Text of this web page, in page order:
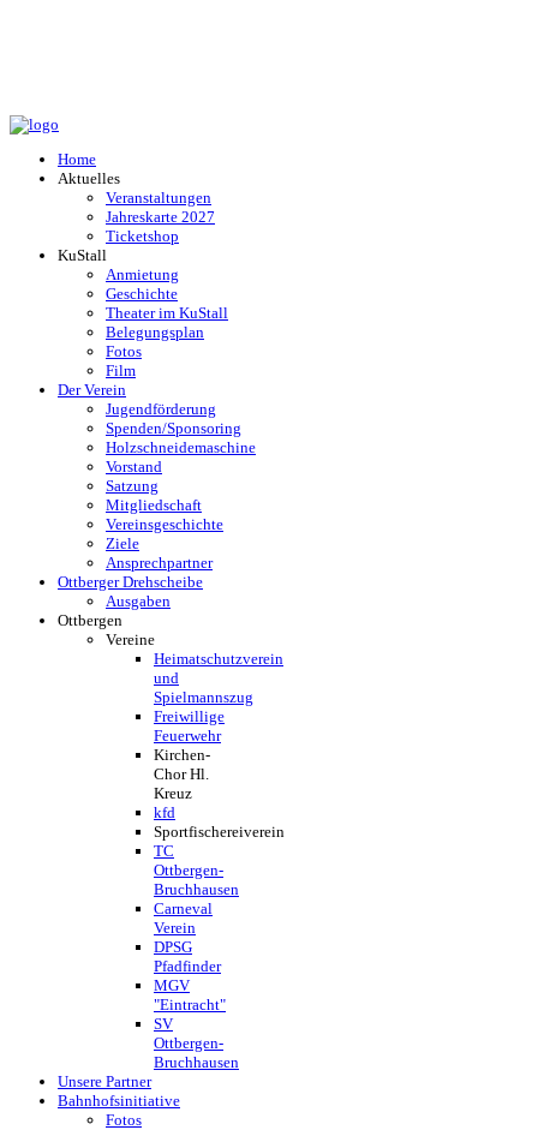
Home
Aktuelles
Veranstaltungen
Jahreskarte 2027
Ticketshop
KuStall
Anmietung
Geschichte
Theater im KuStall
Belegungsplan
Fotos
Film
Der Verein
Jugendförderung
Spenden/Sponsoring
Holzschneidemaschine
Vorstand
Satzung
Mitgliedschaft
Vereinsgeschichte
Ziele
Ansprechpartner
Ottberger Drehscheibe
Ausgaben
Ottbergen
Vereine
Heimatschutzverein
und
Spielmannszug
Freiwillige
Feuerwehr
Kirchen-
Chor Hl.
Kreuz
kfd
Sportfischereiverein
TC
Ottbergen-
Bruchhausen
Carneval
Verein
DPSG
Pfadfinder
MGV
"Eintracht"
SV
Ottbergen-
Bruchhausen
Unsere Partner
Bahnhofsinitiative
Fotos